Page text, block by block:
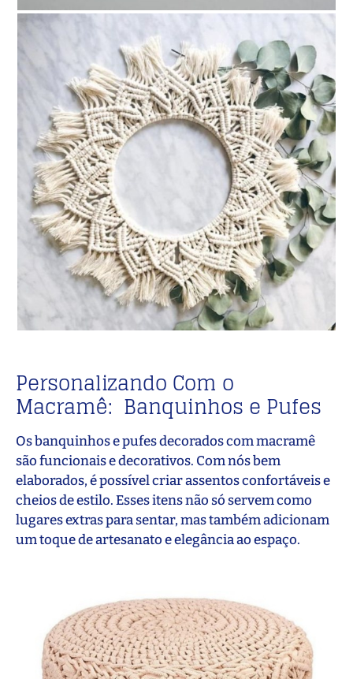
Personalizando Com o
Macramê: Banquinhos e Pufes
Os banquinhos e pufes decorados com macramê
são funcionais e decorativos. Com nós bem
elaborados, é possível criar assentos confortáveis e
cheios de estilo. Esses itens não só servem como
lugares extras para sentar, mas também adicionam
um toque de artesanato e elegância ao espaço.